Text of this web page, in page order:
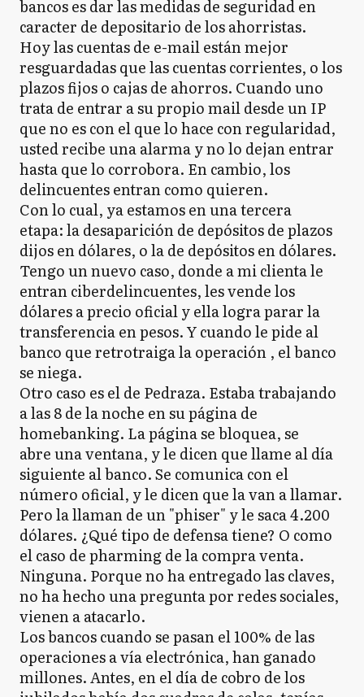
bancos es dar las medidas de seguridad en
caracter de depositario de los ahorristas.
Hoy las cuentas de e-mail están mejor
resguardadas que las cuentas corrientes, o los
plazos fijos o cajas de ahorros. Cuando uno
trata de entrar a su propio mail desde un IP
que no es con el que lo hace con regularidad,
usted recibe una alarma y no lo dejan entrar
hasta que lo corrobora. En cambio, los
delincuentes entran como quieren.
Con lo cual, ya estamos en una tercera
etapa: la desaparición de depósitos de plazos
dijos en dólares, o la de depósitos en dólares.
Tengo un nuevo caso, donde a mi clienta le
entran ciberdelincuentes, les vende los
dólares a precio oficial y ella logra parar la
transferencia en pesos. Y cuando le pide al
banco que retrotraiga la operación , el banco
se niega.
Otro caso es el de Pedraza. Estaba trabajando
a las 8 de la noche en su página de
homebanking. La página se bloquea, se
abre una ventana, y le dicen que llame al día
siguiente al banco. Se comunica con el
número oficial, y le dicen que la van a llamar.
Pero la llaman de un "phiser" y le saca 4.200
dólares. ¿Qué tipo de defensa tiene? O como
el caso de pharming de la compra venta.
Ninguna. Porque no ha entregado las claves,
no ha hecho una pregunta por redes sociales,
vienen a atacarlo.
Los bancos cuando se pasan el 100% de las
operaciones a vía electrónica, han ganado
millones. Antes, en el día de cobro de los